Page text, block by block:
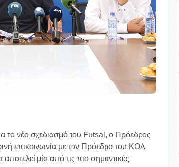
το νέο σχεδιασμό του Futsal, ο Πρόεδρος
επικοινωνία με τον Πρόεδρο του ΚΟΑ
μία από τις πιο σημαντικές